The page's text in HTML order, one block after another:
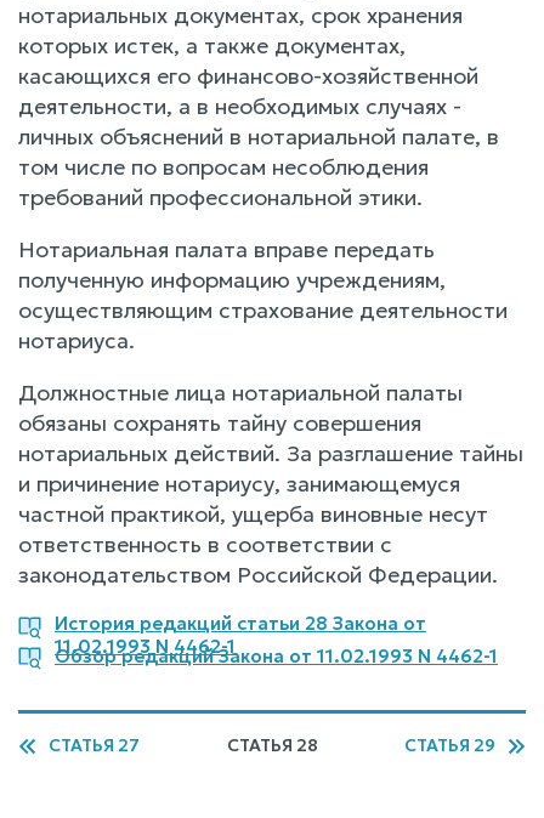
нотариальных документах, срок хранения
которых истек, а также документах,
касающихся его финансово-хозяйственной
деятельности, а в необходимых случаях -
личных объяснений в нотариальной палате, в
том числе по вопросам несоблюдения
требований профессиональной этики.
Нотариальная палата вправе передать
полученную информацию учреждениям,
осуществляющим страхование деятельности
нотариуса.
Должностные лица нотариальной палаты
обязаны сохранять тайну совершения
нотариальных действий. За разглашение тайны
и причинение нотариусу, занимающемуся
частной практикой, ущерба виновные несут
ответственность в соответствии с
законодательством Российской Федерации.
История редакций статьи 28 Закона от
11.02.1993 N 4462-1
Обзор редакций Закона от 11.02.1993 N 4462-1
СТАТЬЯ 27 СТАТЬЯ 28 СТАТЬЯ 29